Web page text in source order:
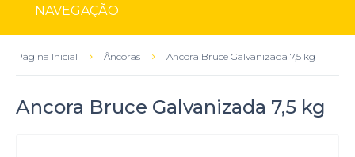
NAVEGAÇÃO
Página Inicial Âncoras Ancora Bruce Galvanizada 7,5 kg
Ancora Bruce Galvanizada 7,5 kg